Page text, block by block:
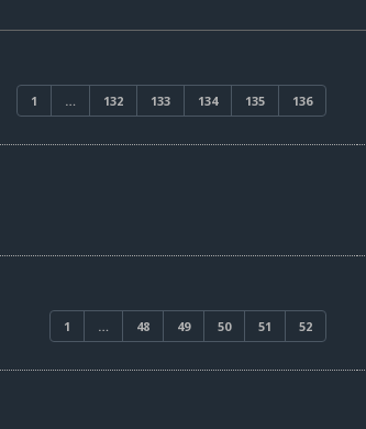
1 … 132 133 134 135 136
1 … 48 49 50 51 52